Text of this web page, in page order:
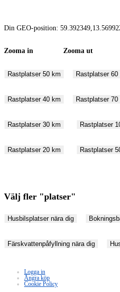
Din GEO-position:
Zooma in Zooma ut
Rastplatser 50 km Rastplatser 60
Rastplatser 40 km Rastplatser 70
Rastplatser 30 km Rastplatser
Rastplatser 20 km Rastplatser
Välj fler "platser"
Husbilsplatser nära dig
Färskvattenpåfyllning nära dig
Logga in
Ångra köp
Cookie Policy